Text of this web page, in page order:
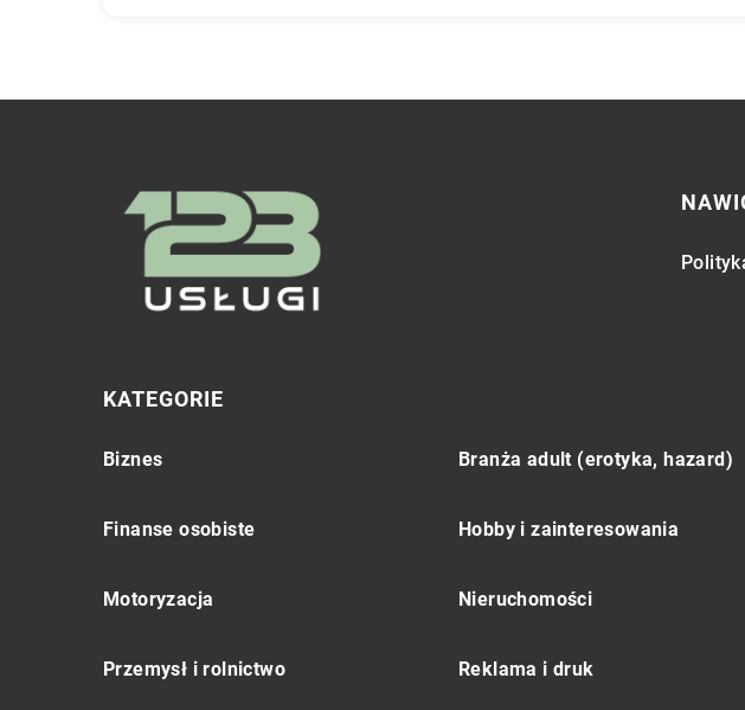
KATEGORIE
Biznes Branża adult (erotyka, hazard)
Finanse osobiste Hobby i zainteresowania
Motoryzacja Nieruchomości
Przemysł i rolnictwo Reklama i druk